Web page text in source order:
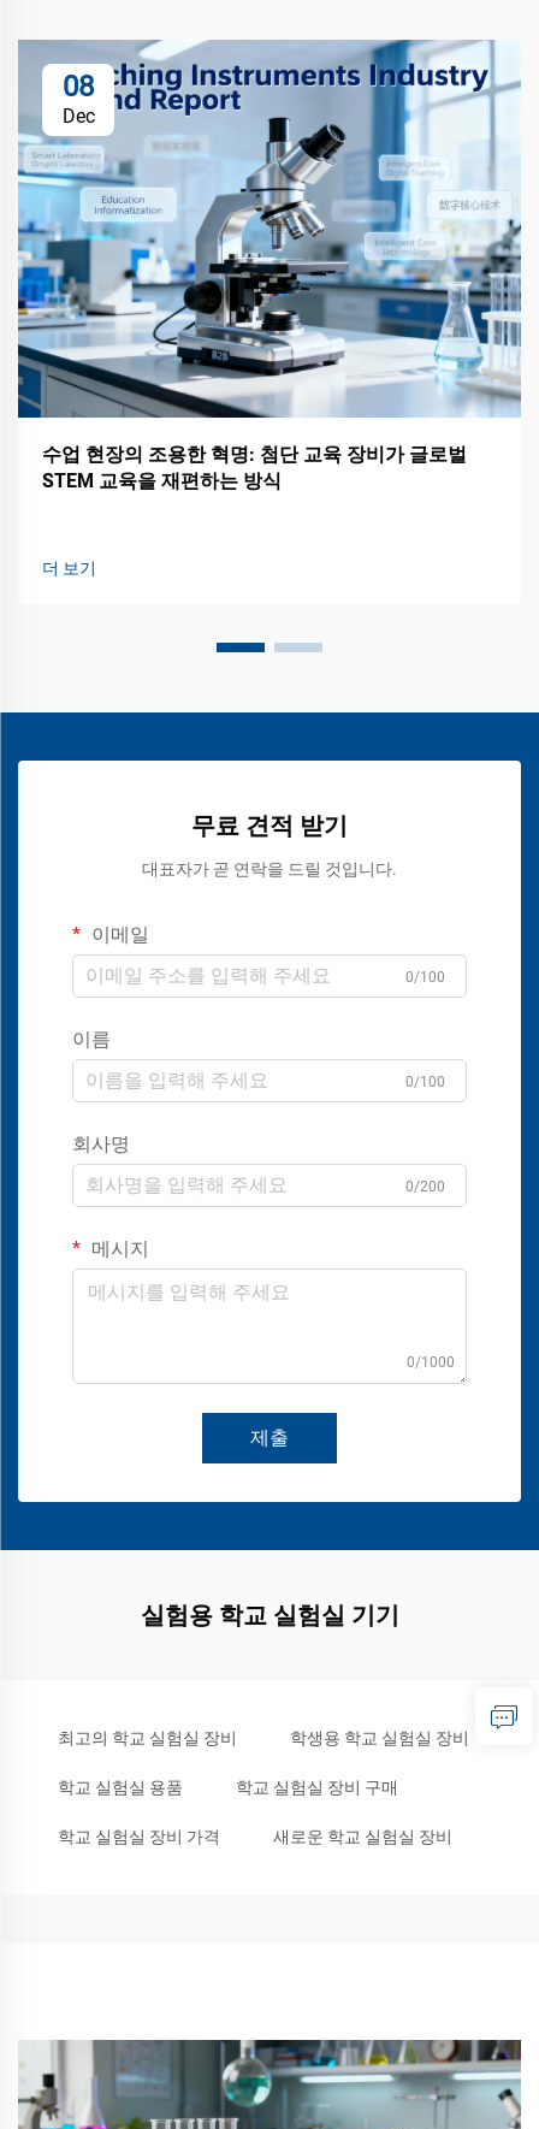
08
Dec
수업 현장의 조용한 혁명: 첨단 교육 장비가 글로벌
STEM 교육을 재편하는 방식
더 보기
무료 견적 받기
대표자가 곧 연락을 드릴 것입니다.
이메일
0/100
이름
0/100
회사명
0/200
메시지
0/1000
제출
실험용 학교 실험실 기기
최고의 학교 실험실 장비 학생용 학교 실험실 장비
학교 실험실 용품 학교 실험실 장비 구매
학교 실험실 장비 가격 새로운 학교 실험실 장비